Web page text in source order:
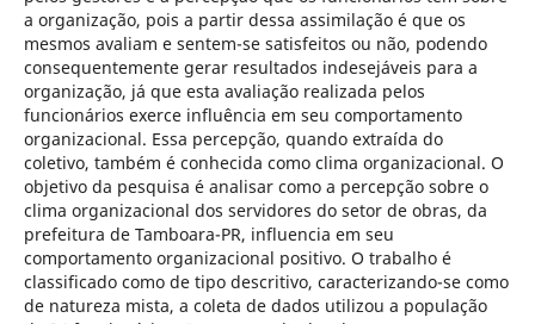
a organização, pois a partir dessa assimilação é que os
mesmos avaliam e sentem-se satisfeitos ou não, podendo
consequentemente gerar resultados indesejáveis para a
organização, já que esta avaliação realizada pelos
funcionários exerce influência em seu comportamento
organizacional. Essa percepção, quando extraída do
coletivo, também é conhecida como clima organizacional. O
objetivo da pesquisa é analisar como a percepção sobre o
clima organizacional dos servidores do setor de obras, da
prefeitura de Tamboara-PR, influencia em seu
comportamento organizacional positivo. O trabalho é
classificado como de tipo descritivo, caracterizando-se como
de natureza mista, a coleta de dados utilizou a população